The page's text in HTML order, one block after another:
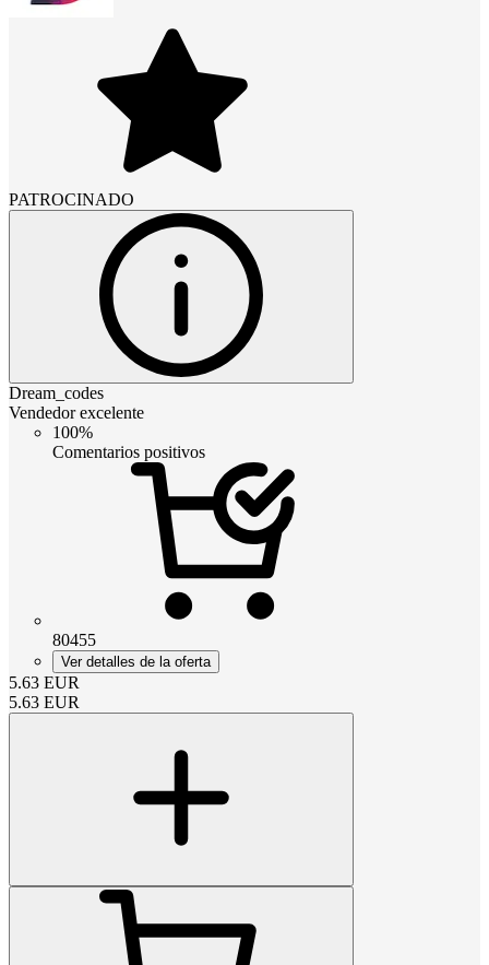
PATROCINADO
Dream_codes
Vendedor excelente
100%
Comentarios positivos
80455
Ver detalles de la oferta
5.63 EUR
5.63 EUR